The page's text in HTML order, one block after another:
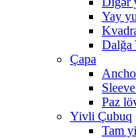
Yay
Dalğa
Çapa
Paz
Yivli Çubuq
Tam